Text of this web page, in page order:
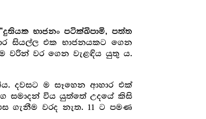
“දුතියක භාජනං පටික්ඛිපාමි, පත්ත
සියල්ල එක භාජනයකට ගෙන
වරින් වර ගෙන වැළඳිය යුතු ය.
දවසට ම සෑහෙන ආහාර එක්
සමාදන් විය යුත්තේ උදයේ කිසි
ගැනීම වරද නැත. 11 ට පමණ